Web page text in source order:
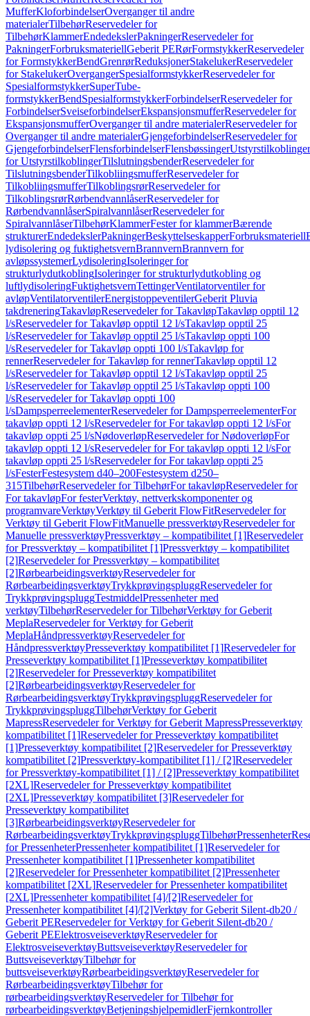
MufferKloforbindelserOverganger til andre
materialerTilbehørReservedeler for
TilbehørKlammerEndedekslerPakningerReservedeler for
PakningerForbruksmateriellGeberit PERørFormstykkerReservedeler
for FormstykkerBendGrenrørReduksjonerStakelukerReservedeler
for StakelukerOvergangerSpesialformstykkerReservedeler for
SpesialformstykkerSuperTube-
formstykkerBendSpesialformstykkerForbindelserReservedeler for
ForbindelserSveiseforbindelserEkspansjonsmufferReservedeler for
EkspansjonsmufferOverganger til andre materialerReservedeler for
Overganger til andre materialerGjengeforbindelserReservedeler for
GjengeforbindelserFlensforbindelserFlensbøssingerUtstyrstilkoblinger
for UtstyrstilkoblingerTilslutningsbenderReservedeler for
TilslutningsbenderTilkobliingsmufferReservedeler for
TilkobliingsmufferTilkoblingsrørReservedeler for
TilkoblingsrørRørbendvannlåserReservedeler for
RørbendvannlåserSpiralvannlåserReservedeler for
SpiralvannlåserTilbehørKlammerFester for klammerBærende
strukturerEndedekslerPakningerBeskyttelseskapperForbruksmateriell
lydisolering og fuktighetsvernBrannvernBrannvern for
avløpssystemerLydisoleringIsoleringer for
strukturlydutkoblingIsoleringer for strukturlydutkobling og
luftlydisoleringFuktighetsvernTettingerVentilatorventiler for
avløpVentilatorventilerEnergistoppeventilerGeberit Pluvia
takdreneringTakavløpReservedeler for TakavløpTakavløp opptil 12
l/sReservedeler for Takavløp opptil 12 l/sTakavløp opptil 25
l/sReservedeler for Takavløp opptil 25 l/sTakavløp oppti 100
l/sReservedeler for Takavløp oppti 100 l/sTakavløp for
rennerReservedeler for Takavløp for rennerTakavløp opptil 12
l/sReservedeler for Takavløp opptil 12 l/sTakavløp opptil 25
l/sReservedeler for Takavløp opptil 25 l/sTakavløp oppti 100
l/sReservedeler for Takavløp oppti 100
l/sDampsperreelementerReservedeler for DampsperreelementerFor
takavløp oppti 12 l/sReservedeler for For takavløp oppti 12 l/sFor
takavløp oppti 25 l/sNødoverløpReservedeler for NødoverløpFor
takavløp oppti 12 l/sReservedeler for For takavløp oppti 12 l/sFor
takavløp oppti 25 l/sReservedeler for For takavløp oppti 25
l/sFesterFestesystem d40–200Festesystem d250–
315TilbehørReservedeler for TilbehørFor takavløpReservedeler for
For takavløpFor festerVerktøy, nettverkskomponenter og
programvareVerktøyVerktøy til Geberit FlowFitReservedeler for
Verktøy til Geberit FlowFitManuelle pressverktøyReservedeler for
Manuelle pressverktøyPressverktøy – kompatibilitet [1]Reservedeler
for Pressverktøy – kompatibilitet [1]Pressverktøy – kompatibilitet
[2]Reservedeler for Pressverktøy – kompatibilitet
[2]RørbearbeidingsverktøyReservedeler for
RørbearbeidingsverktøyTrykkprøvingspluggReservedeler for
TrykkprøvingspluggTestmiddelPressenheter med
verktøyTilbehørReservedeler for TilbehørVerktøy for Geberit
MeplaReservedeler for Verktøy for Geberit
MeplaHåndpressverktøyReservedeler for
HåndpressverktøyPresseverktøy kompatibilitet [1]Reservedeler for
Presseverktøy kompatibilitet [1]Presseverktøy kompatibilitet
[2]Reservedeler for Presseverktøy kompatibilitet
[2]RørbearbeidingsverktøyReservedeler for
RørbearbeidingsverktøyTrykkprøvingspluggReservedeler for
TrykkprøvingspluggTilbehørVerktøy for Geberit
MapressReservedeler for Verktøy for Geberit MapressPresseverktøy
kompatibilitet [1]Reservedeler for Presseverktøy kompatibilitet
[1]Presseverktøy kompatibilitet [2]Reservedeler for Presseverktøy
kompatibilitet [2]Pressverktøy-kompatibilitet [1] / [2]Reservedeler
for Pressverktøy-kompatibilitet [1] / [2]Presseverktøy kompatibilitet
[2XL]Reservedeler for Presseverktøy kompatibilitet
[2XL]Presseverktøy kompatibilitet [3]Reservedeler for
Presseverktøy kompatibilitet
[3]RørbearbeidingsverktøyReservedeler for
RørbearbeidingsverktøyTrykkprøvingspluggTilbehørPressenheter
for PressenheterPressenheter kompatibilitet [1]Reservedeler for
Pressenheter kompatibilitet [1]Pressenheter kompatibilitet
[2]Reservedeler for Pressenheter kompatibilitet [2]Pressenheter
kompatibilitet [2XL]Reservedeler for Pressenheter kompatibilitet
[2XL]Pressenheter kompatibilitet [4]/[2]Reservedeler for
Pressenheter kompatibilitet [4]/[2]Verktøy for Geberit Silent-db20 /
Geberit PEReservedeler for Verktøy for Geberit Silent-db20 /
Geberit PEElektrosveiseverktøyReservedeler for
ElektrosveiseverktøyButtsveiseverktøyReservedeler for
ButtsveiseverktøyTilbehør for
buttsveiseverktøyRørbearbeidingsverktøyReservedeler for
RørbearbeidingsverktøyTilbehør for
rørbearbeidingsverktøyReservedeler for Tilbehør for
rørbearbeidingsverktøyBetjeningshjelpemidlerFjernkontroller